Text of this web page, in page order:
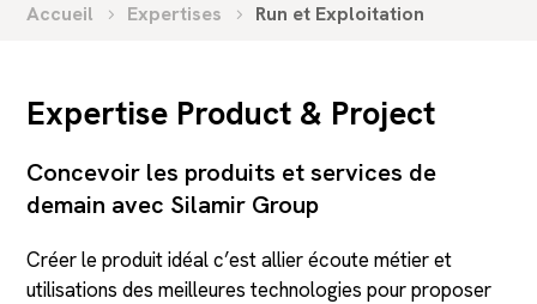
Accueil Expertises Run et Exploitation
Expertise Product & Project
Concevoir les produits et services de
demain avec Silamir Group
Créer le produit idéal c’est allier écoute métier et
utilisations des meilleures technologies pour proposer